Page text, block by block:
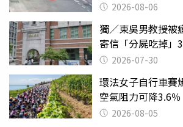
2026-08-06
獨／東吳男教授
寄信「分屍吃掉」
關 2026-07-30
環法女子自行車賽
空氣阻力可降3.6
2026-08-05